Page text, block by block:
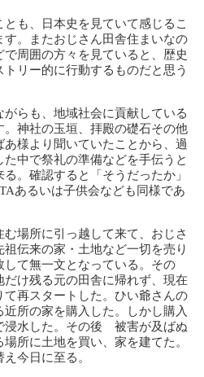
も、日本史を見ていて感じるこ
す。またおじさん田舎住まいなの
周囲の方々を見ていると、歴史
リー的に行動するものだと思う
らも、地域社会に貢献している
神社の玉垣、拝殿の礎石その他
様より聞いていたことから、過
中で祭礼の準備などを手伝うと
。確認すると「そうだったか」
あるいは子供会なども同様であ
場所に引っ越して来て、おじさ
伝来の家・土地など一切を売り
て無一文となっている。その
け残る元の田舎に帰れず、現在
再スタートした。ひい爺さんの
所の家を購入した。しかし購入
浸水した。その後 被害が及ばぬ
所に土地を買い、家を建てた。
今日に至る。